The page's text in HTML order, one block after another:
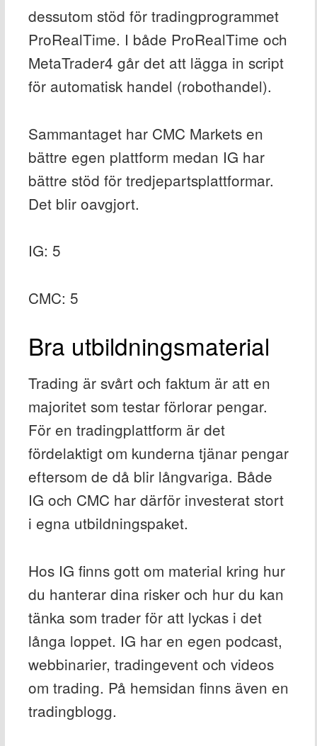
dessutom stöd för tradingprogrammet
ProRealTime. I både ProRealTime och
MetaTrader4 går det att lägga in script
för automatisk handel (robothandel).
Sammantaget har CMC Markets en
bättre egen plattform medan IG har
bättre stöd för tredjepartsplattformar.
Det blir oavgjort.
IG: 5
CMC: 5
Bra utbildningsmaterial
Trading är svårt och faktum är att en
majoritet som testar förlorar pengar.
För en tradingplattform är det
fördelaktigt om kunderna tjänar pengar
eftersom de då blir långvariga. Både
IG och CMC har därför investerat stort
i egna utbildningspaket.
Hos IG finns gott om material kring hur
du hanterar dina risker och hur du kan
tänka som trader för att lyckas i det
långa loppet. IG har en egen podcast,
webbinarier, tradingevent och videos
om trading. På hemsidan finns även en
tradingblogg.